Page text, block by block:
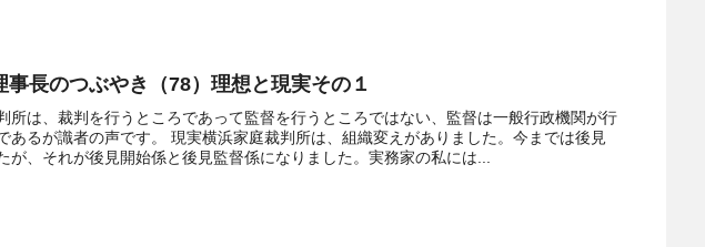
事長のつぶやき（78）理想と現実その１
所は、裁判を行うところであって監督を行うところではない、監督は一般行政機関が行
あるが識者の声です。 現実横浜家庭裁判所は、組織変えがありました。今までは後見
が、それが後見開始係と後見監督係になりました。実務家の私には...